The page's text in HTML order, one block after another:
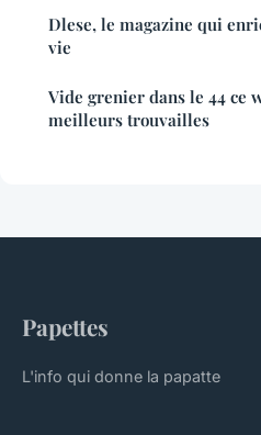
Dlese, le magazine qui
vie
Vide grenier dans le 44 ce
meilleurs trouvailles
Papettes
L'info qui donne la papatte